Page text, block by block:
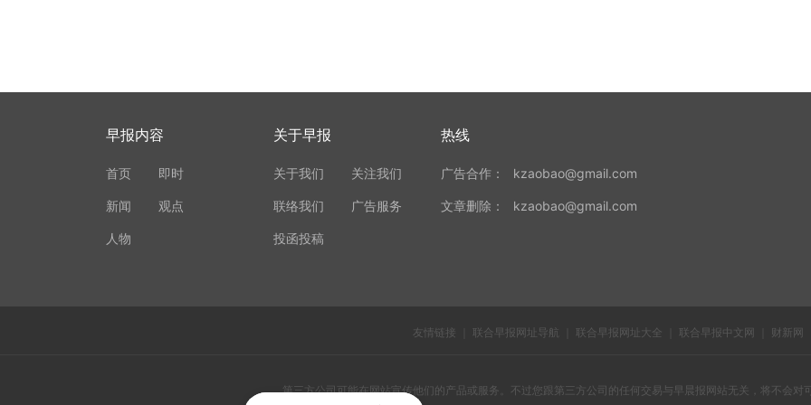
早报内容
首页 即时
新闻 观点
人物
关于早报
关于我们 关注我们
联络我们 广告服务
投函投稿
热线
广告合作： kzaobao@gmail.com
文章删除： kzaobao@gmail.com
友情链接 联合早报网址导航 联合早报网址大全 联合早报中文网 财新网
第三方公司可能在网站宣传他们的产品或服务。不过您跟第三方公司的任何交易与早晨报网站无关，将不会对